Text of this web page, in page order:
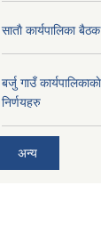
साताै‌ कार्यपालिका
बर्जु गाउँ
निर्णयहरु
अन्य